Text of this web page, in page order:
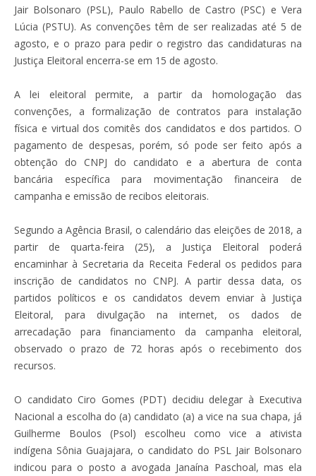
Jair Bolsonaro (PSL), Paulo Rabello de Castro (PSC) e Vera
Lúcia (PSTU). As convenções têm de ser realizadas até 5 de
agosto, e o prazo para pedir o registro das candidaturas na
Justiça Eleitoral encerra-se em 15 de agosto.
A lei eleitoral permite, a partir da homologação das
convenções, a formalização de contratos para instalação
física e virtual dos comitês dos candidatos e dos partidos. O
pagamento de despesas, porém, só pode ser feito após a
obtenção do CNPJ do candidato e a abertura de conta
bancária específica para movimentação financeira de
campanha e emissão de recibos eleitorais.
Segundo a Agência Brasil, o calendário das eleições de 2018, a
partir de quarta-feira (25), a Justiça Eleitoral poderá
encaminhar à Secretaria da Receita Federal os pedidos para
inscrição de candidatos no CNPJ. A partir dessa data, os
partidos políticos e os candidatos devem enviar à Justiça
Eleitoral, para divulgação na internet, os dados de
arrecadação para financiamento da campanha eleitoral,
observado o prazo de 72 horas após o recebimento dos
recursos.
O candidato Ciro Gomes (PDT) decidiu delegar à Executiva
Nacional a escolha do (a) candidato (a) a vice na sua chapa, já
Guilherme Boulos (Psol) escolheu como vice a ativista
indígena Sônia Guajajara, o candidato do PSL Jair Bolsonaro
indicou para o posto a avogada Janaína Paschoal, mas ela